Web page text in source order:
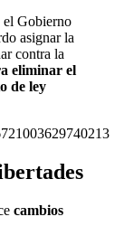
el Gobierno
asignar la
contra la
eliminar el
de ley
cambios